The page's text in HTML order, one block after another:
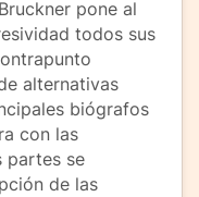
pone al
todos sus
alternativas
biógrafos
con las
partes se
de las